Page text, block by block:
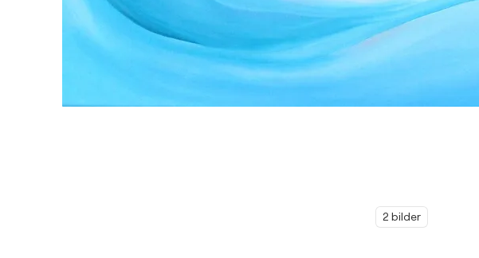
2 bilder